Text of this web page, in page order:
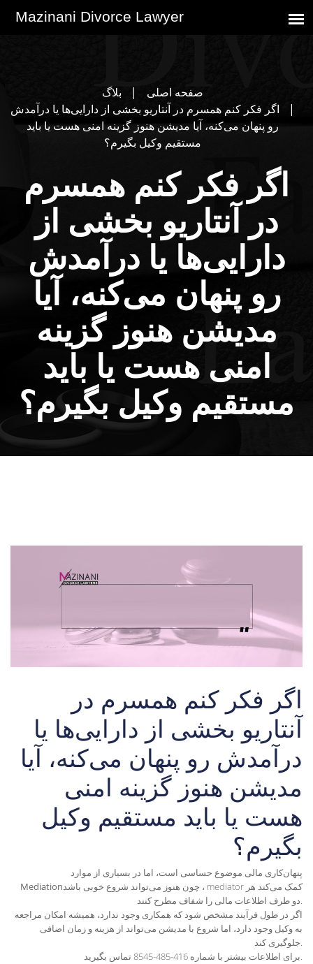
صفحه اصلی
بلاگ
اگر فکر کنم همسرم در آنتاریو بخشی از دارایی‌ها یا درآمدش
رو پنهان می‌کنه، آیا مدیشن هنوز گزینه امنی هست یا باید
مستقیم وکیل بگیرم؟
اگر فکر کنم همسرم
در آنتاریو بخشی از
دارایی‌ها یا درآمدش
رو پنهان می‌کنه، آیا
مدیشن هنوز گزینه
امنی هست یا باید
مستقیم وکیل بگیرم؟
اگر فکر کنم همسرم در
آنتاریو بخشی از دارایی‌ها یا
درآمدش رو پنهان می‌کنه، آیا
مدیشن هنوز گزینه امنی
هست یا باید مستقیم وکیل
بگیرم؟
پنهان‌کاری مالی موضوع حساسی است، اما در بسیاری از موارد
Mediationهنوز می‌تواند شروع خوبی باشد ، چون mediator کمک می‌کند هر
دو طرف اطلاعات مالی را شفاف مطرح کنند.
اگر در طول فرآیند مشخص شود که همکاری وجود ندارد، همیشه امکان مراجعه
به وکیل وجود دارد، اما شروع با مدیشن می‌تواند از هزینه و زمان اضافی
جلوگیری کند.
برای اطلاعات بیشتر با شماره 416-485-8545 تماس بگیرید.